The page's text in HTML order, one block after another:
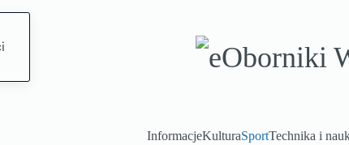
InformacjeKulturaSportTechnika i